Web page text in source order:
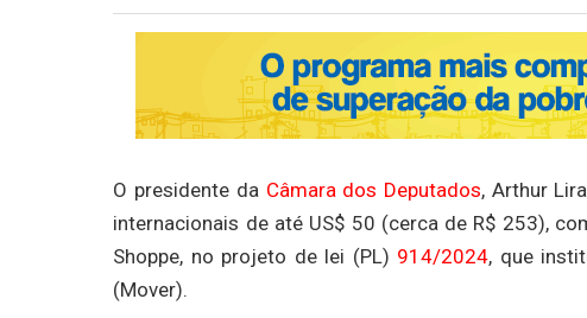
O presidente da Câmara dos Deputados, Arthur
internacionais de até US$ 50 (cerca de R$ 253),
Shoppe, no projeto de lei (PL) 914/2024, que
(Mover).